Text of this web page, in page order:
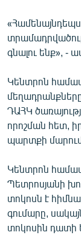
ՁԳՏԵԼՈՎ
ՓՈԴՔԱՍԹ
Հայերեն
English
Русский
գնալու ենք», -
Կենտրոն
ԴԱՀԿ
որոշման հետ,
պարտքի
Կենտրոն
Պետրոսյանի
տոկոսն է
գումարը,
տոկոսին դատի